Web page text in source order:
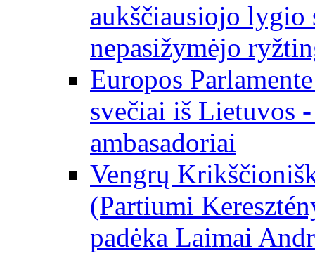
aukščiausiojo
nepasižymėjo
Europos
svečiai iš Lietuvos
ambasadoriai
Vengrų
(Partiumi
padėka Laimai